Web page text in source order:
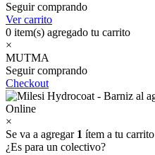
Seguir comprando
Ver carrito
0 item(s) agregado tu carrito
×
MUTMA
Seguir comprando
Checkout
×
Se va a agregar 1 ítem a tu carrito
¿Es para un colectivo?